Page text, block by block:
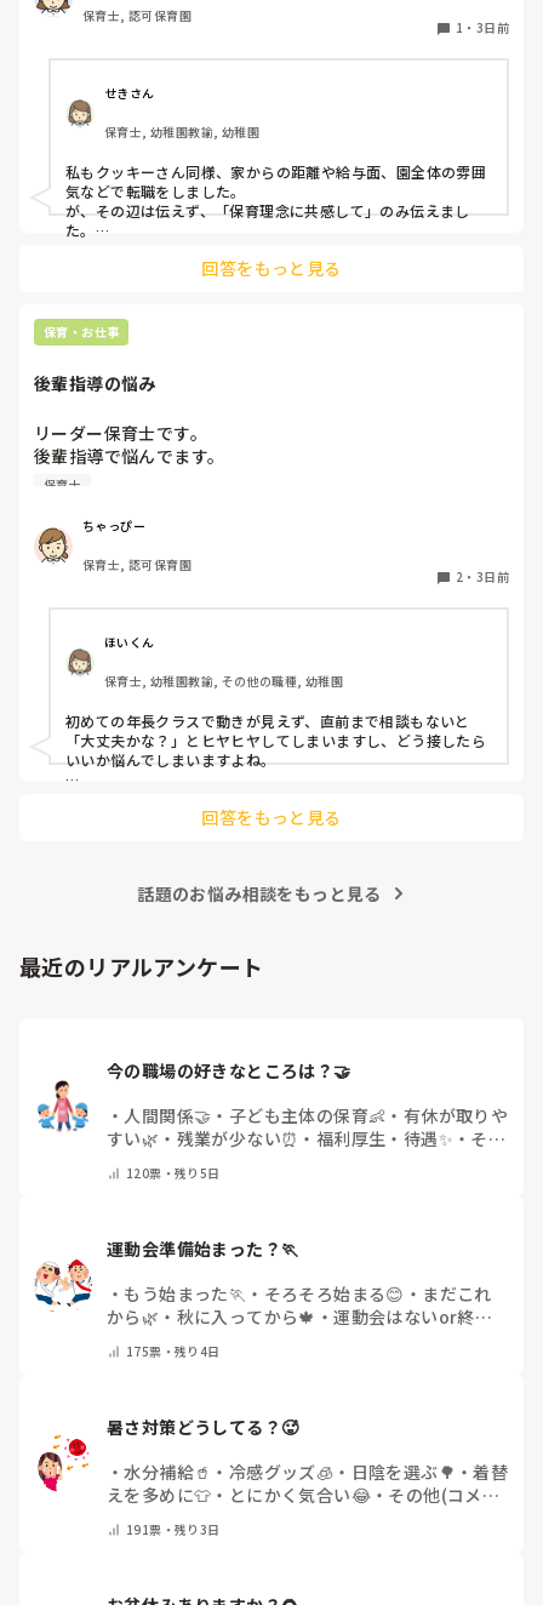
ところに重きを置いています
皆さんは、志望動機をどのように答えていますか？また、本
音はどうですか？
保育士, 認可保育園
1 ・ 3日前
せきさん
保育士, 幼稚園教諭, 幼稚園
私もクッキーさん同様、家からの距離や給与面、園全体の雰囲
気などで転職をしました。
が、その辺は伝えず、「保育理念に共感して」のみ伝えまし
た。
回答をもっと見る
保育・お仕事
後輩指導の悩み
リーダー保育士です。
後輩指導で悩んでます。
初めて年長を持つ後輩がいますが
いで様子見てると直前になるまで何もアクションがなかった
り
他の職員に聞いてる様子もなくて
よほど自分に聞きづらいのか、聞く必要性さえ感じないの
か、もうよくわからないです。
対応にも悩みます。
保育士
ちゃっぴー
保育士, 認可保育園
2 ・ 3日前
ほいくん
保育士, 幼稚園教諭, その他の職種, 幼稚園
初めての年長クラスで動きが見えず、直前まで相談もないと
「大丈夫かな？」とヒヤヒヤしてしまいますし、どう接したら
いいか悩んでしまいますよね。
「こんなこと聞いたら迷惑かな」と抱え込んでいるケースがと
件、どこまで進んだ？」「困ってることない？」と具体的に声
「毎日夕方に5分だけ進捗確認の時間を取る」などルール化し
てしまうと、後輩も質問しやすくなりますよ。一人で抱え込ま
回答をもっと見る
話題のお悩み相談をもっと見る
最近のリアルアンケート
・ 人間関係🤝 ・ 子ども主体の保育👶 ・ 有休が取りや
すい🌿 ・ 残業が少ない⏰ ・ 福利厚生・待遇✨ ・ その
120票・残り5日
運動会準備始まった？🏃
・ もう始まった🏃 ・ そろそろ始まる😊 ・ まだこれ
から🌿 ・ 秋に入ってから🍁 ・運動会はないor終わ
175票・残り4日
暑さ対策どうしてる？🥵
・水分補給🥤 ・ 冷感グッズ🧊 ・ 日陰を選ぶ🌳 ・着替
えを多めに👕 ・ とにかく気合い😂・ その他(コメン
191票・残り3日